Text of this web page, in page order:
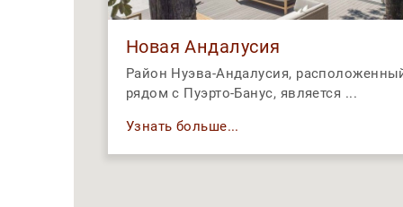
Новая Андалусия
Район Нуэва-Андалусия,
рядом с Пуэрто-Банус, является ...
Узнать больше...